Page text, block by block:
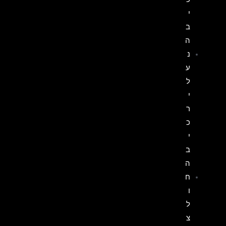
י
ב
ה
נ
ע
ל
י
ר
כ
י
ב
ה
ח
ו
ל
צ